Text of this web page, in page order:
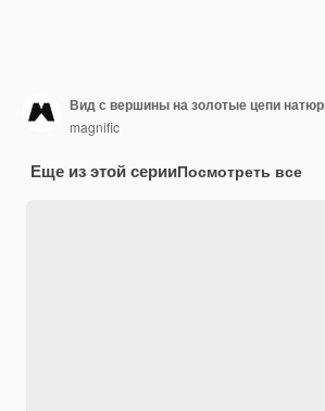
Вид с вершины на золотые цепи
magnific
Еще из этой серииПосмотреть все